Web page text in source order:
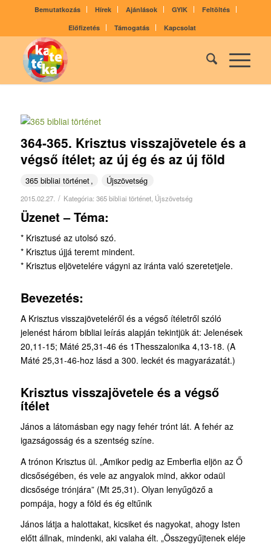
Bemutatkozás Hírek Ajánlások GYIK
Feltöltés
Előfizetés
Támogatás Kapcsolat
364-365. Krisztus visszajövetele és a
végső ítélet; az új ég és az új föld
365 bibliai történet Újszövetség
2015.02.27. / Kategória: 365 bibliai történet, Újszövetség
Üzenet – Téma:
* Krisztusé az utolsó szó.
* Krisztus újjá teremt mindent.
* Krisztus eljövetelére vágyni az iránta való szeretetjele.
Bevezetés:
A Krisztus visszajöveteléről és a végső ítéletről szóló
jelenést három bibliai leírás alapján tekintjük át: Jelenések
20,11-15; Máté 25,31-46 és 1Thesszalonika 4,13-18. (A
Máté 25,31-46-hoz lásd a 300. leckét és magyarázatát.)
Krisztus visszajövetele és a végső
ítélet
János a látomásban egy nagy fehér trónt lát. A fehér az
igazságosság és a szentség színe.
A trónon Krisztus ül. „Amikor pedig az Emberfia eljön az Ő
dicsőségében, és vele az angyalok mind, akkor odaül
dicsősége trónjára” (Mt 25,31). Olyan lenyűgöző a
pompája, hogy a föld és ég eltűnik
János látja a halottakat, kicsiket és nagyokat, ahogy Isten
előtt állnak, mindenki, aki valaha élt. „Összegyűjtenek eléje